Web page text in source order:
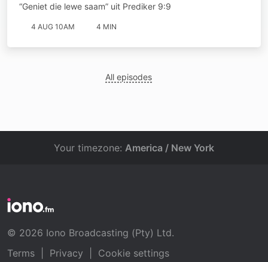
“Geniet die lewe saam” uit Prediker 9:9
4 AUG 10AM 4 MIN
All episodes
Your timezone: America / New York
© 2026 Iono Broadcasting (Pty) Ltd.
Terms
Privacy Cookie settings